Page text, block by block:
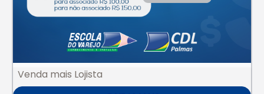
Venda mais Lojista